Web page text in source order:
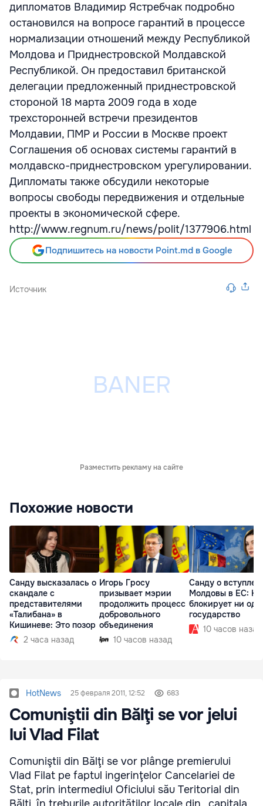
дипломатов Владимир Ястребчак подробно
остановился на вопросе гарантий в процессе
нормализации отношений между Республикой
Молдова и Приднестровской Молдавской
Республикой. Он предоставил британской
делегации предложенный приднестровской
стороной 18 марта 2009 года в ходе
трехсторонней встречи президентов
Молдавии, ПМР и России в Москве проект
Соглашения об основах системы гарантий в
молдавско-приднестровском урегулировании.
Дипломаты также обсудили некоторые
вопросы свободы передвижения и отдельные
проекты в экономической сфере.
http://www.regnum.ru/news/polit/1377906.html
Подпишитесь на новости Point.md в Google
Источник
Разместить рекламу на сайте
Похожие новости
Санду высказалась о
скандале с
представителями
«Талибана» в
Кишиневе: Это позор
2 часа назад
Игорь Гросу
призывает мэрии
продолжить процесс
добровольного
объединения
10 часов назад
Санду о
Молдовы в ЕС:
блокирует ни
государство
10 часов назад
HotNews 25 февраля 2011, 12:52 683
Comuniştii din Bălţi se vor jelui
lui Vlad Filat
Comuniştii din Bălţi se vor plânge premierului
Vlad Filat pe faptul ingerinţelor Cancelariei de
Stat, prin intermediul Oficiului său Teritorial din